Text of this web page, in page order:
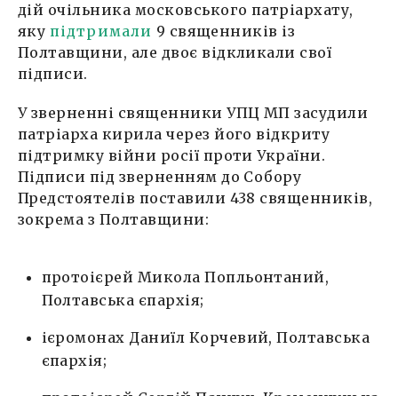
дій очільника московського патріархату,
яку підтримали 9 священників із
Полтавщини, але двоє відкликали свої
підписи.
У зверненні священники УПЦ МП засудили
патріарха кирила через його відкриту
підтримку війни росії проти України.
Підписи під зверненням до Собору
Предстоятелів поставили 438 священників,
зокрема з Полтавщини:
протоієрей Микола Попльонтаний,
Полтавська єпархія;
ієромонах Даниїл Корчевий, Полтавська
єпархія;